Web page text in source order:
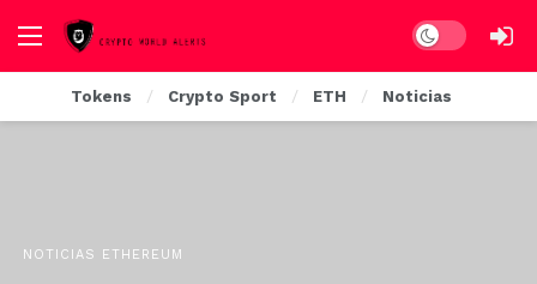
Dark mode
Tokens Crypto Sport ETH Noticias
NOTICIAS ETHEREUM